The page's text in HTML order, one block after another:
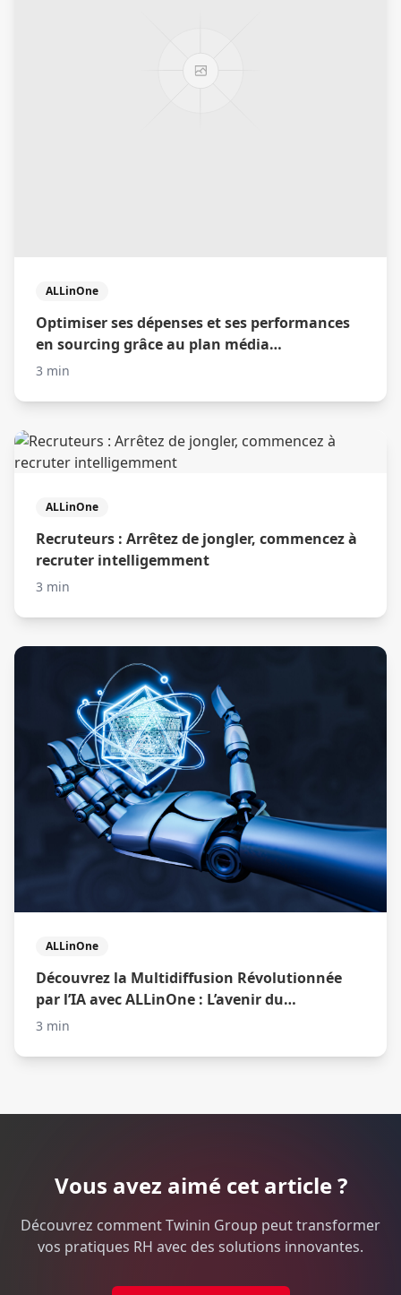
ALLinOne
Optimiser ses dépenses et ses performances
en sourcing grâce au plan média
automatique
3 min
ALLinOne
Recruteurs : Arrêtez de jongler, commencez à
recruter intelligemment
3 min
ALLinOne
Découvrez la Multidiffusion Révolutionnée
par l’IA avec ALLinOne : L’avenir du
Recrutement Optimisé
3 min
Vous avez aimé cet article ?
Découvrez comment Twinin Group peut transformer
vos pratiques RH avec des solutions innovantes.